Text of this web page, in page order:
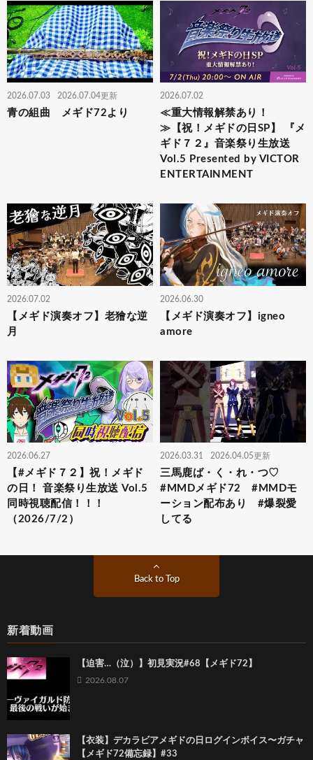
2026.07.03 2026.07.04更新
青の組曲 メギド72より
2026.07.02
≪重大情報解禁あり！
≫【祝！メギドの日SP】 『メ
ギド７２』音楽祭り生放送
Vol.5 Presented by VICTOR
ENTERTAINMENT
2026.07.02
【メギド演奏オフ】老獪な逆
月
2026.06.30
【メギド演奏オフ】igneo
amore
2026.06.27
【#メギド７２】祝！メギド
の日！ 音楽祭り生放送 Vol.5
同時視聴配信！！！
（2026/7/2）
2026.03.31 2026.04.05更新
三馬鹿ば・く・れ・つ♡
#MMDメギド72 #MMDモ
ーション配布あり #爆裂愛
してる
Back to Top
新着動画
【迫害…（泣）】初見実況#68【メギド72】
2026.08.07
【衣装】デカラビアメギドの日ログインボイス〜ガチャ
【メギド72備忘録】#33